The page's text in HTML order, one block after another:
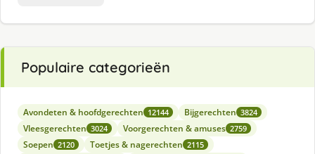
Populaire categorieën
Avondeten & hoofdgerechten 12144 Bijgerechten 3824
Vleesgerechten 3024 Voorgerechten & amuses 2759
Soepen 2120 Toetjes & nagerechten 2115